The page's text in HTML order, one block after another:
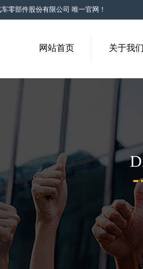
零部件股份有限公司 唯一官网！
网站首页 关于我